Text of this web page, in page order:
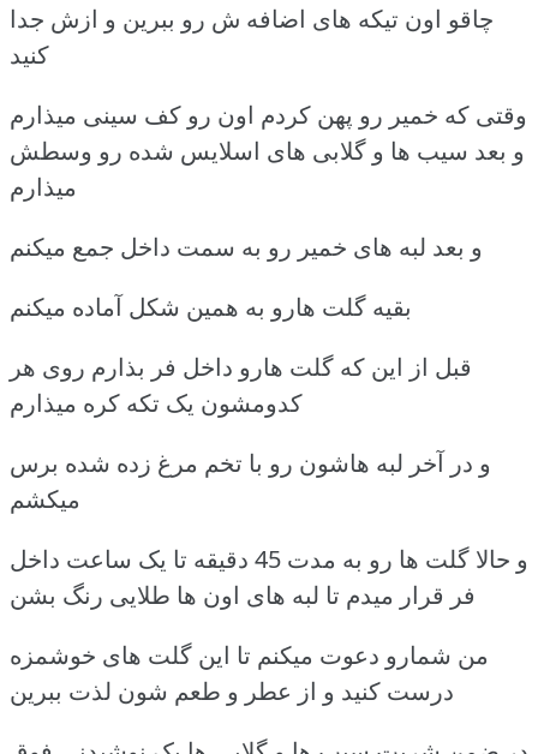
چاقو اون تیکه های اضافه ش رو ببرین و ازش جدا
کنید
وقتی که خمیر رو پهن کردم اون رو کف سینی میذارم
و بعد سیب ها و گلابی های اسلایس شده رو وسطش
میذارم
و بعد لبه های خمیر رو به سمت داخل جمع میکنم
بقیه گلت هارو به همین شکل آماده میکنم
قبل از این که گلت هارو داخل فر بذارم روی هر
کدومشون یک تکه کره میذارم
و در آخر لبه هاشون رو با تخم مرغ زده شده برس
میکشم
و حالا گلت ها رو به مدت 45 دقیقه تا یک ساعت داخل
فر قرار میدم تا لبه های اون ها طلایی رنگ بشن
من شمارو دعوت میکنم تا این گلت های خوشمزه
درست کنید و از عطر و طعم شون لذت ببرین